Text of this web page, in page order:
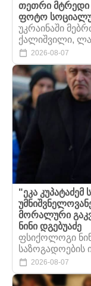
თეთრი მტრედი
ფოტო
უკრაინაში
ქალიშვილი,
2026-08-07
"ეკა
მორალური
ნინი დგებუაძე
ფსიქოლოგი
საზოგადოების
2026-08-07